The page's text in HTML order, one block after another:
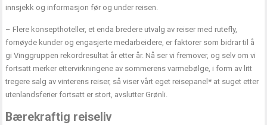
innsjekk og informasjon før og under reisen.
– Flere konsepthoteller, et enda bredere utvalg av reiser med rutefly,
fornøyde kunder og engasjerte medarbeidere, er faktorer som bidrar til å
gi Vinggruppen rekordresultat år etter år. Nå ser vi fremover, og selv om vi
fortsatt merker ettervirkningene av sommerens varmebølge, i form av litt
tregere salg av vinterens reiser, så viser vårt eget reisepanel* at suget etter
utenlandsferier fortsatt er stort, avslutter Grønli.
Bærekraftig reiseliv